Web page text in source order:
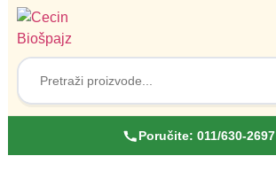
Search
for:
Poručite: 011/630-2697